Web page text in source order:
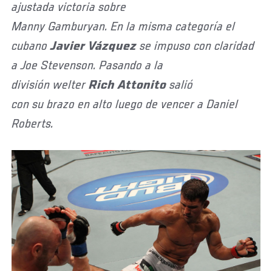
ajustada victoria sobre
Manny Gamburyan. En la misma categoría el
cubanoJavier Vázquez se impuso con claridad
a Joe Stevenson. Pasando a la
división welterRich Attonito salió
con su brazo en alto luego de vencer a Daniel
Roberts.